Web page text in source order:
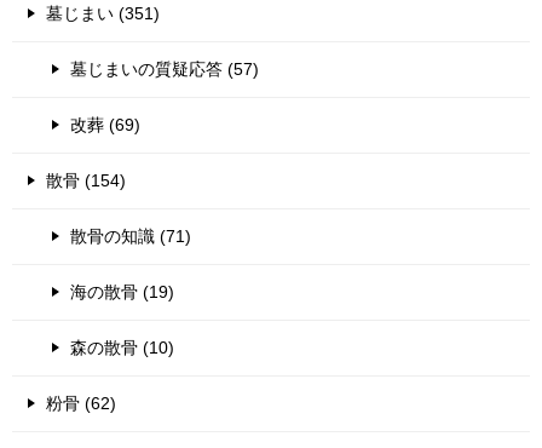
墓じまい (351)
墓じまいの質疑応答 (57)
改葬 (69)
散骨 (154)
散骨の知識 (71)
海の散骨 (19)
森の散骨 (10)
粉骨 (62)